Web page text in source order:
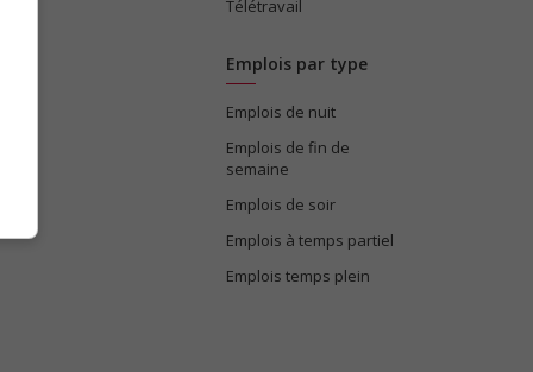
Télétravail
Emplois par type
Emplois de nuit
Emplois de fin de
semaine
Emplois de soir
Emplois à temps partiel
Emplois temps plein